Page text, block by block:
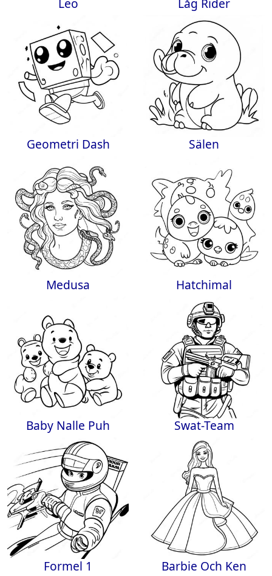
Leo Låg Rider
Geometri Dash Sälen
Medusa Hatchimal
Baby Nalle Puh Swat-Team
Formel 1 Barbie Och Ken